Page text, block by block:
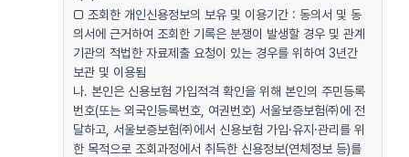
□ 조회한 개인신용정보의 보유 및 이용기간 : 동의서 및 동
의서에 근거하여 조회한 기록은 분쟁이 발생할 경우 및 관계
기관의 적법한 자료제출 요청이 있는 경우를 위하여 3년간
보관 및 이용됨
나. 본인은 신용보험 가입적격 확인을 위해 본인의 주민등록
번호(또는 외국인등록번호, 여권번호) 서울보증보험㈜에 전
달하고, 서울보증보험㈜에서 신용보험 가입·유지·관리를 위
한 목적으로 조회과정에서 취득한 신용정보(연체정보 등)를